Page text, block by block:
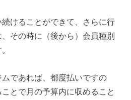
けることができて、さらに行
その時に（後から）会員種別
であれば、都度払いですの
とで月の予算内に収めること